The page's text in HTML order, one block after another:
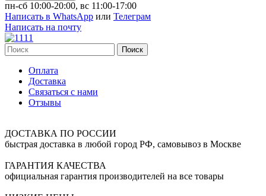
пн-сб 10:00-20:00, вс 11:00-17:00
Написать в WhatsApp или Телеграм
Написать на почту
Поиск
Оплата
Доставка
Связаться с нами
Отзывы
ДОСТАВКА ПО РОССИИ
быстрая доставка в любой город РФ, самовывоз в Москве
ГАРАНТИЯ КАЧЕСТВА
официальная гарантия производителей на все товары